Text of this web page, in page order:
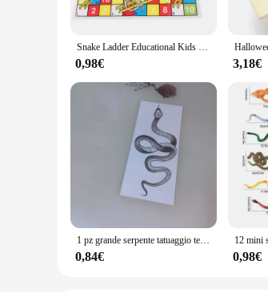
Snake Ladder Educational Kids giocattoli per bambini famiglia interessanti regali per giochi da tavolo
0,98€ 3,18€
1 pz grande serpente tatuaggio temporaneo stickke uomini donne bambini adesivi impermeabili braccio fiore in bianco e nero tatuaggio finto braccio tatuaggio
0,84€ 0,98€